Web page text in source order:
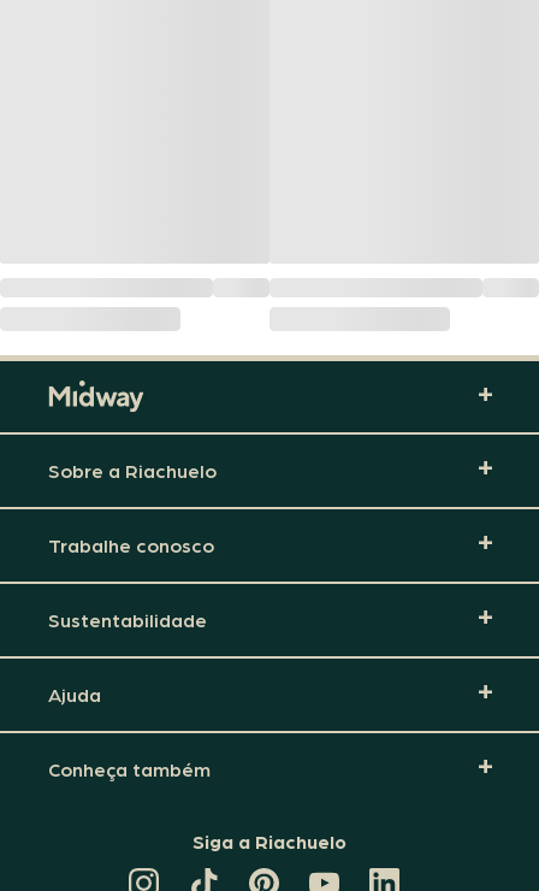
Sobre a Riachuelo
Trabalhe conosco
Sustentabilidade
Ajuda
Conheça também
Siga a Riachuelo
CANAL